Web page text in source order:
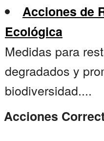
Acciones de
Ecológica
Medidas para
degradados y
biodiversidad....
Acciones